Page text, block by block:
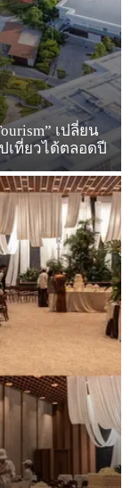
เปลี่ยน
เที่ยวได้ตลอดปี